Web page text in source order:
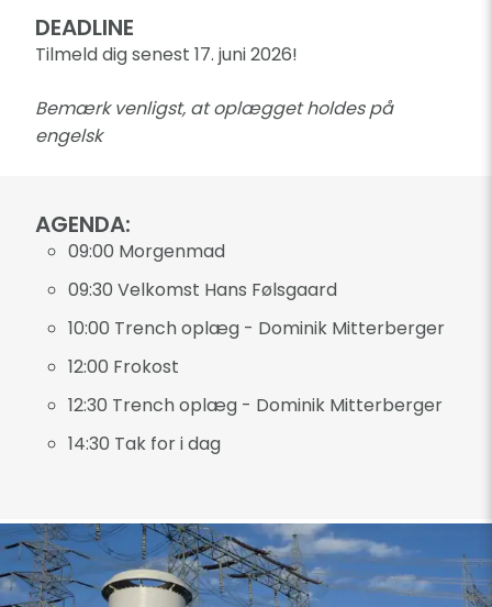
DEADLINE
Tilmeld dig senest 17. juni 2026!
Bemærk venligst, at oplægget holdes på
engelsk
AGENDA:
09:00 Morgenmad
09:30 Velkomst Hans Følsgaard
10:00 Trench oplæg - Dominik Mitterberger
12:00 Frokost
12:30 Trench oplæg - Dominik Mitterberger
14:30 Tak for i dag